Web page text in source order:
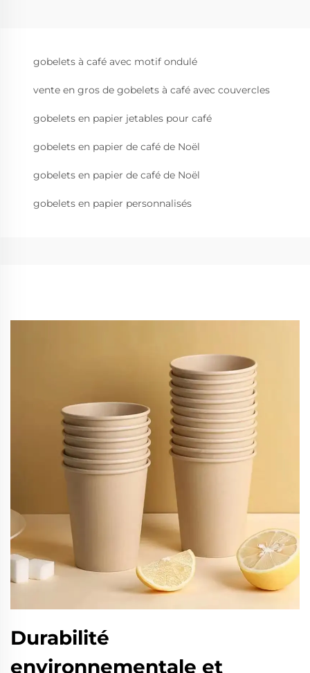
gobelets à café avec motif ondulé
vente en gros de gobelets à café avec couvercles
gobelets en papier jetables pour café
gobelets en papier de café de Noël
gobelets en papier de café de Noël
gobelets en papier personnalisés
Durabilité
environnementale et